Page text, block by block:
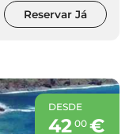
Reservar Já
DESDE
42 00€